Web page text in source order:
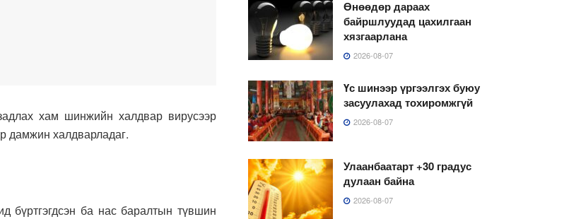
хам шинжийн халдвар вирусээр
дамжин халдварладаг.
ба нас баралтын түвшин
Өнөөдөр дараах
байршлуудад цахилгаан
хязгаарлана
2026-08-07
Үс шинээр үргээлгэх буюу
засуулахад тохиромжгүй
2026-08-07
Улаанбаатарт +30 градус
дулаан байна
2026-08-07